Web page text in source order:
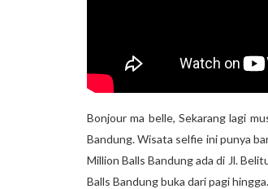
Bonjour ma belle, Sekarang lagi
Bandung. Wisata selfie ini punya
Million Balls Bandung ada di Jl.
Balls Bandung buka dari pagi